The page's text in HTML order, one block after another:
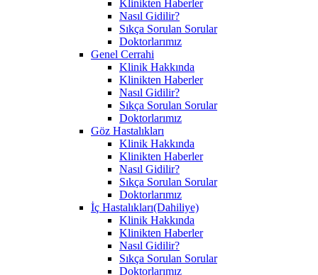
Klinikten Haberler
Nasıl Gidilir?
Sıkça Sorulan Sorular
Doktorlarımız
Genel Cerrahi
Klinik Hakkında
Klinikten Haberler
Nasıl Gidilir?
Sıkça Sorulan Sorular
Doktorlarımız
Göz Hastalıkları
Klinik Hakkında
Klinikten Haberler
Nasıl Gidilir?
Sıkça Sorulan Sorular
Doktorlarımız
İç Hastalıkları(Dahiliye)
Klinik Hakkında
Klinikten Haberler
Nasıl Gidilir?
Sıkça Sorulan Sorular
Doktorlarımız